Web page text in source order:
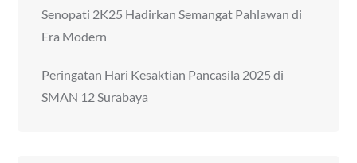
Senopati 2K25 Hadirkan Semangat Pahlawan di
Era Modern
Peringatan Hari Kesaktian Pancasila 2025 di
SMAN 12 Surabaya